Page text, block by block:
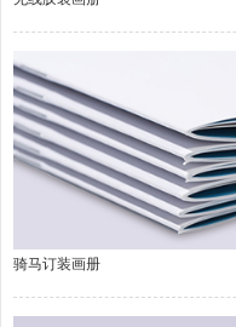
骑马订装画册